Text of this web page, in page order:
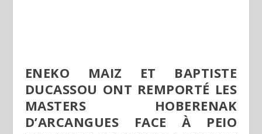
ENEKO MAIZ ET BAPTISTE
DUCASSOU ONT REMPORTÉ LES
MASTERS HOBERENAK
D’ARCANGUES FACE À PEIO